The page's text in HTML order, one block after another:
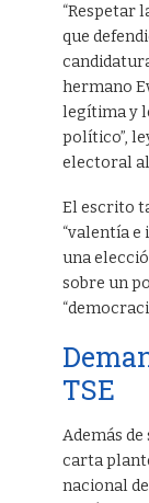
“Respetar
que
hermano
legítima y
político”,
electoral
El escrito
“valentía e
una
sobre un
TSE
Además
carta
nacional